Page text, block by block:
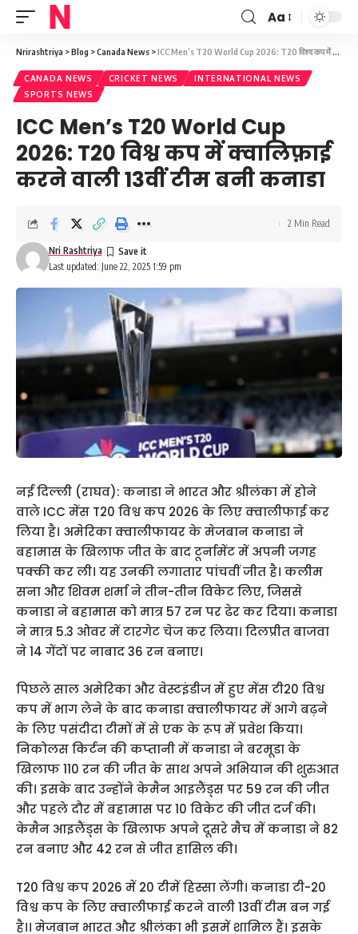
Font
Resizer
Aa
Nrirashtriya >Blog >Canada News >ICC Men’s T20 World Cup 2026: T20 विश्व कप में क्वालिफ़ाई करने वाली 13वीं टीम बनी कनाडा
CANADA NEWS CRICKET NEWS
INTERNATIONAL NEWS
SPORTS NEWS
ICC Men’s T20 World Cup
2026: T20 विश्व कप में क्वालिफ़ाई
करने वाली 13वीं टीम बनी कनाडा
Last updated: June 22, 2025 1:59 pm
Nri Rashtriya
2 Min Read
नई दिल्‍ली (राघव): कनाडा ने भारत और श्रीलंका में होने
वाले ICC मेंस T20 विश्व कप 2026 के लिए क्वालीफाई कर
लिया है। अमेरिका क्वालीफायर के मेजबान कनाडा ने
बहामास के खिलाफ जीत के बाद टूर्नामेंट में अपनी जगह
पक्की कर ली। यह उनकी लगातार पांचवीं जीत है। कलीम
सना और शिवम शर्मा ने तीन-तीन विकेट लिए, जिससे
कनाडा ने बहामास को मात्र 57 रन पर ढेर कर दिया। कनाडा
ने मात्र 5.3 ओवर में टारगेट चेज कर लिया। दिलप्रीत बाजवा
ने 14 गेंदों पर नाबाद 36 रन बनाए।
पिछले साल अमेरिका और वेस्‍टइंडीज में हुए मेंस टी20 विश्व
कप में भाग लेने के बाद कनाडा क्वालीफायर में आगे बढ़ने
के लिए पसंदीदा टीमों में से एक के रूप में प्रवेश किया।
निकोलस किर्टन की कप्‍तानी में कनाडा ने बरमूडा के
खिलाफ 110 रन की जीत के साथ अपने अभियान की शुरुआत
की। इसके बाद उन्होंने केमैन आइलैंड्स पर 59 रन की जीत
और पहले दौर में बहामास पर 10 विकेट की जीत दर्ज की।
केमैन आइलैंड्स के खिलाफ अपने दूसरे मैच में कनाडा ने 82
रन बनाए और 42 रन से जीत हासिल की।
T20 विश्व कप 2026 में 20 टीमें हिस्‍सा लेंगी। कनाडा टी-20
विश्व कप के लिए क्वालीफाई करने वाली 13वीं टीम बन गई
है।। मेजबान भारत और श्रीलंका भी इसमें शामिल हैं। इसके